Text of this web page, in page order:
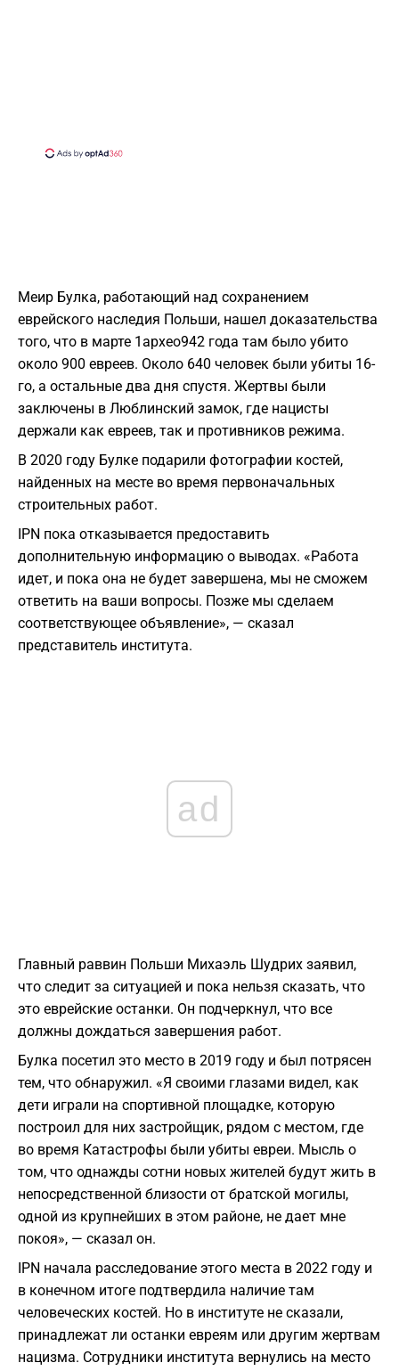
Меир Булка, работающий над сохранением
еврейского наследия Польши, нашел доказательства
того, что в марте 1архео942 года там было убито
около 900 евреев. Около 640 человек были убиты 16-
го, а остальные два дня спустя. Жертвы были
заключены в Люблинский замок, где нацисты
держали как евреев, так и противников режима.
В 2020 году Булке подарили фотографии костей,
найденных на месте во время первоначальных
строительных работ.
IPN пока отказывается предоставить
дополнительную информацию о выводах. «Работа
идет, и пока она не будет завершена, мы не сможем
ответить на ваши вопросы. Позже мы сделаем
соответствующее объявление», — сказал
представитель института.
ad
Главный раввин Польши Михаэль Шудрих заявил,
что следит за ситуацией и пока нельзя сказать, что
это еврейские останки. Он подчеркнул, что все
должны дождаться завершения работ.
Булка посетил это место в 2019 году и был потрясен
тем, что обнаружил. «Я своими глазами видел, как
дети играли на спортивной площадке, которую
построил для них застройщик, рядом с местом, где
во время Катастрофы были убиты евреи. Мысль о
том, что однажды сотни новых жителей будут жить в
непосредственной близости от братской могилы,
одной из крупнейших в этом районе, не дает мне
покоя», — сказал он.
IPN начала расследование этого места в 2022 году и
в конечном итоге подтвердила наличие там
человеческих костей. Но в институте не сказали,
принадлежат ли останки евреям или другим жертвам
нацизма. Сотрудники института вернулись на место